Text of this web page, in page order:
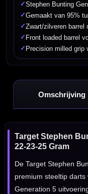
✓Stephen Bunting
✓Gemaakt van 95%
✓Zwart/zilveren barrel
✓ Front loaded barrel
✓ Precision milled grip
Omschrijving
Target Stephen
22-23-25 Gram
De Target Stephen
premium steeltip darts
Generation 5